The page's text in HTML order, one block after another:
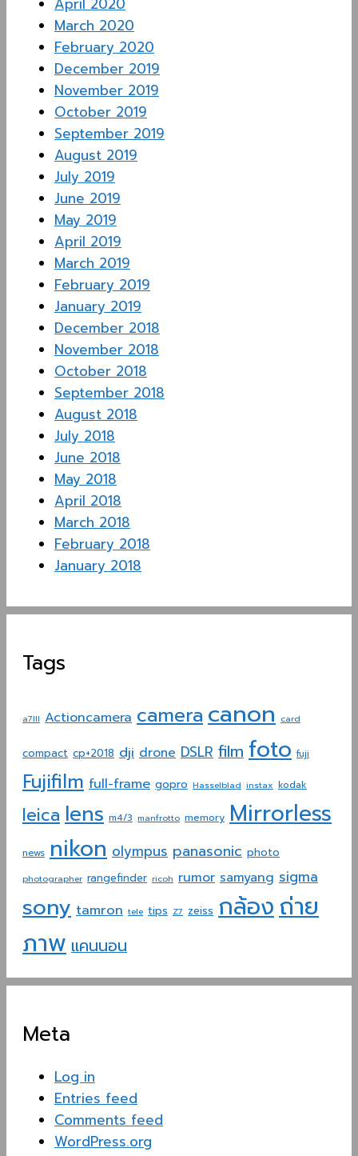
April 2020
March 2020
February 2020
December 2019
November 2019
October 2019
September 2019
August 2019
July 2019
June 2019
May 2019
April 2019
March 2019
February 2019
January 2019
December 2018
November 2018
October 2018
September 2018
August 2018
July 2018
June 2018
May 2018
April 2018
March 2018
February 2018
January 2018
Tags
a7III Actioncamera camera canon card
compact cp+2018 dji drone DSLR film foto fuji
Fujifilm full-frame gopro Hasselblad instax kodak
leica lens m4/3 manfrotto memory Mirrorless
news nikon olympus panasonic photo
photographer rangefinder ricoh rumor samyang sigma
sony tamron tele tips Z7 zeiss กล้องถ่าย
ภาพ แคนนอน
Meta
Log in
Entries feed
Comments feed
WordPress.org